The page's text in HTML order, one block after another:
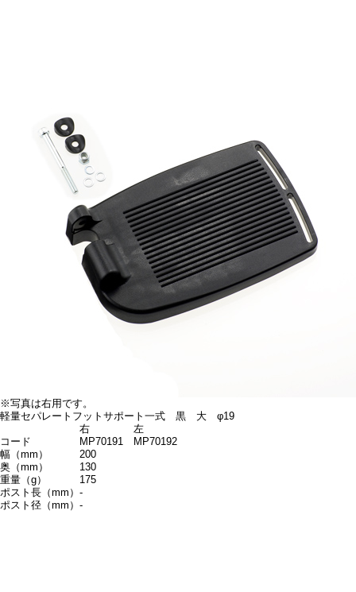
※写真は右用です。
軽量セパレートフットサポート一式 黒 大 φ19
右
左
コード
MP70191
MP70192
幅（mm）
200
奥（mm）
130
重量（g）
175
ポスト長（mm） -
ポスト径（mm） -